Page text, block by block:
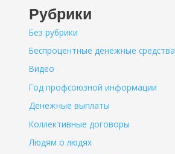
Рубрики
Без рубрики
Беспроцентные денежные средства
Видео
Год профсоюзной информации
Денежные выплаты
Коллективные договоры
Людям о людях